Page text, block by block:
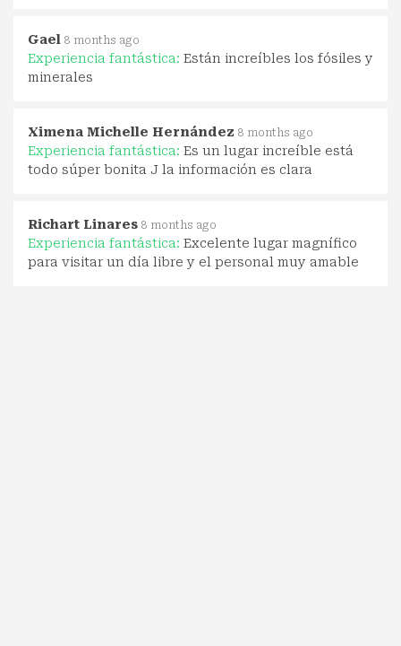
Gael 8 months ago
Experiencia fantástica: Están increíbles los fósiles y
minerales
Ximena Michelle Hernández 8 months ago
Experiencia fantástica: Es un lugar increíble está
todo súper bonita J la información es clara
Richart Linares 8 months ago
Experiencia fantástica: Excelente lugar magnífico
para visitar un día libre y el personal muy amable